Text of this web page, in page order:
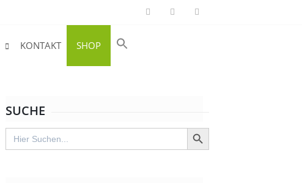
KONTAKT SHOP
SUCHE
Search
for:
SEARCH BUTTON